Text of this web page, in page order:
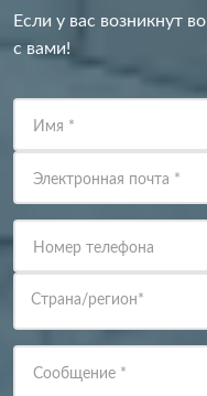
Если у вас возникнут
с вами!
Имя *
Электронная почта *
Номер телефона
Страна/регион*
Сообщение *